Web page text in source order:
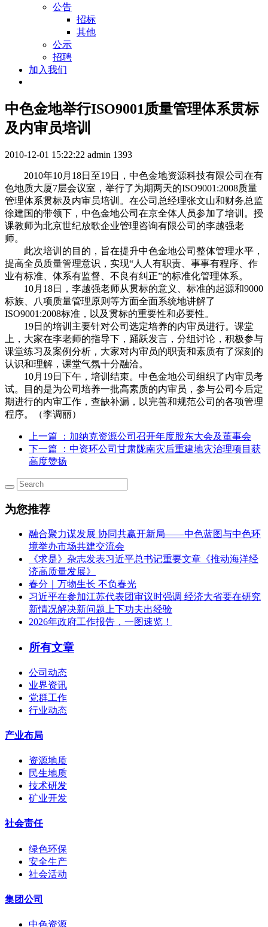
公告
招标
其他
公示
招聘
加入我们
中色金地举行ISO9001质量管理体系贯标
及内审员培训
2010-12-01 15:22:22 admin 1393
2010年10月18日至19日，中色金地资源科技有限公司在有
色地质大厦7层会议室，举行了为期两天的ISO9001:2008质量
管理体系贯标及内审员培训。在公司总经理张文山和财务总监
徐建国的带领下，中色金地公司在京全体人员参加了培训。授
课教师为北京世纪放歌企业管理咨询有限公司的李越强老
师。
此次培训的目的，旨在提升中色金地公司整体管理水平，
提高全员质量管理意识，实现“人人有职责、事事有程序、作
业有标准、体系有监督、不良有纠正”的标准化管理体系。
10月18日，李越强老师从贯标的意义、标准的起源和9000
标族、八项质量管理原则等方面全面系统地讲解了
ISO9001:2008标准，以及贯标的重要性和必要性。
19日的培训主要针对公司选定培养的内审员进行。课堂
上，大家在李老师的指导下，踊跃发言，分组讨论，积极参与
课堂练习及案例分析，大家对内审员的职责和素质有了深刻的
认识和理解，课堂气氛十分融洽。
10月19日下午，培训结束。中色金地公司组织了内审员考
试。目的是为公司培养一批高素质的内审员，参与公司今后定
期进行的内审工作，查缺补漏，以完善和规范公司的各项管理
程序。（李调丽）
上一篇
：加纳克资源公司召开年度股东大会及董事会
下一篇
：中资环公司甘肃陇南灾后重建地灾治理项目获
高度赞扬
为您推荐
融合聚力谋发展 协同共赢开新局——中色蓝图与中色环
境举办市场共建交流会
《求是》杂志发表习近平总书记重要文章《推动海洋经
济高质量发展》
春分｜万物生长 不负春光
习近平在参加江苏代表团审议时强调 经济大省要在研究
新情况解决新问题上下功夫出经验
2026年政府工作报告，一图速览！
所有文章
公司动态
业界资讯
党群工作
行业动态
产业布局
资源地质
民生地质
技术研发
矿业开发
社会责任
绿色环保
安全生产
社会活动
集团公司
中色资源